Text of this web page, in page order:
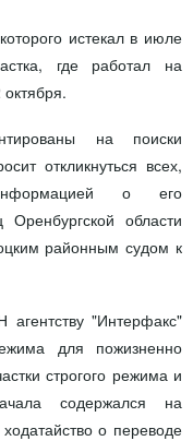
истекал в июле
где работал на
на поиски
откликнуться всех,
о его
Оренбургской области
районным судом к
"Интерфакс"
для пожизненно
строгого режима и
содержался на
о переводе